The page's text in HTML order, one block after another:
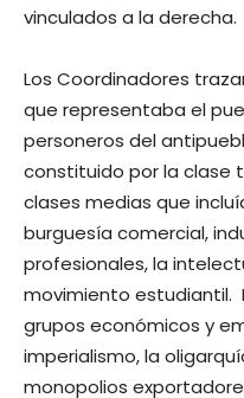
vinculados a la derecha.
Los Coordinadores
que representaba el
personeros del
constituido por la clase
clases medias que
burguesía comercial,
profesionales, la
movimiento estudiantil.
grupos económicos y
imperialismo, la
monopolios